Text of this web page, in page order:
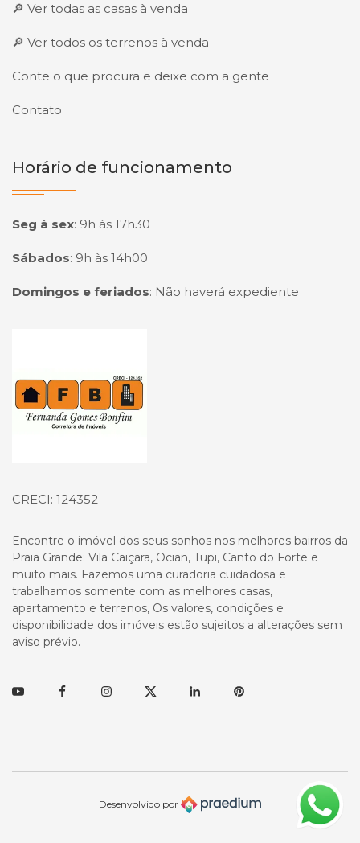
🔎 Ver todas as casas à venda
🔎 Ver todos os terrenos à venda
Conte o que procura e deixe com a gente
Contato
Horário de funcionamento
Seg à sex: 9h às 17h30
Sábados: 9h às 14h00
Domingos e feriados: Não haverá expediente
CRECI: 124352
Encontre o imóvel dos seus sonhos nos melhores bairros da
Praia Grande: Vila Caiçara, Ocian, Tupi, Canto do Forte e
muito mais. Fazemos uma curadoria cuidadosa e
trabalhamos somente com as melhores casas,
apartamento e terrenos, Os valores, condições e
disponibilidade dos imóveis estão sujeitos a alterações sem
aviso prévio.
YoutubeFacebookInstagramTwitter LinkedinPinterest
Desenvolvido por